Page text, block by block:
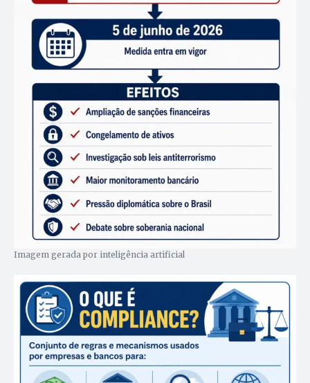
Imagem gerada por inteligência artificial